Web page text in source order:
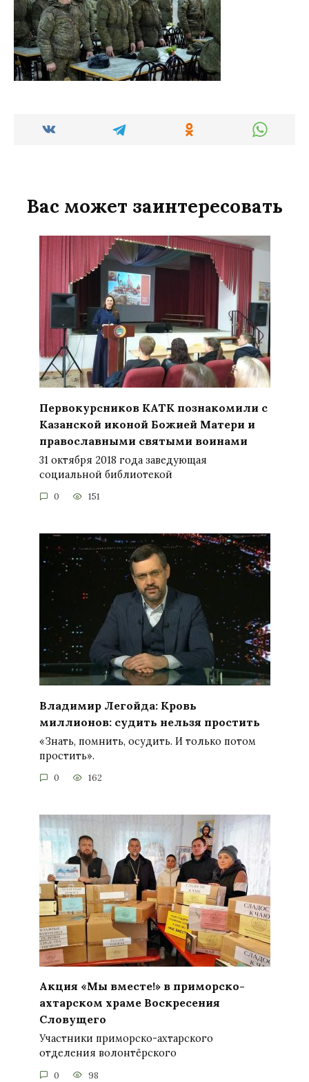
Вас может заинтересовать
Первокурсников КАТК познакомили с
Казанской иконой Божией Матери и
православными святыми воинами
31 октября 2018 года заведующая
социальной библиотекой
0 151
Владимир Легойда: Кровь
миллионов: судить нельзя простить
«Знать, помнить, осудить. И только потом
простить».
0 162
Акция «Мы вместе!» в приморско-
ахтарском храме Воскресения
Словущего
Участники приморско-ахтарского
отделения волонтёрского
0 98